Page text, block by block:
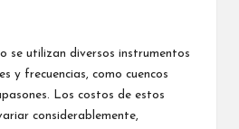
se utilizan diversos instrumentos
y frecuencias, como cuencos
Los costos de estos
considerablemente,